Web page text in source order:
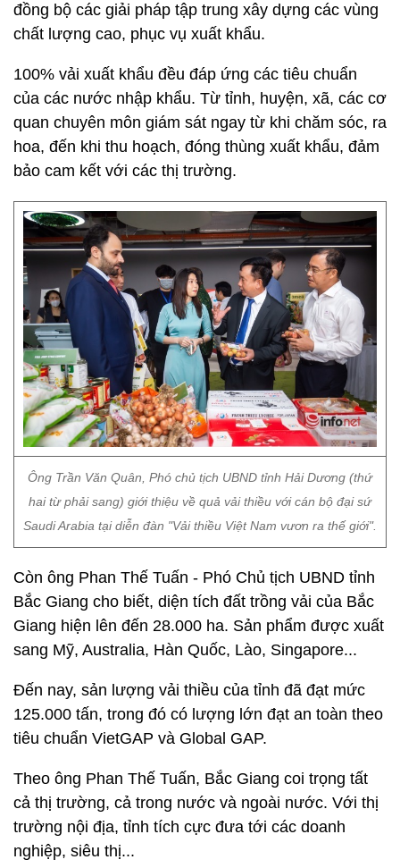
đồng bộ các giải pháp tập trung xây dựng các vùng
chất lượng cao, phục vụ xuất khẩu.
100% vải xuất khẩu đều đáp ứng các tiêu chuẩn
của các nước nhập khẩu. Từ tỉnh, huyện, xã, các cơ
quan chuyên môn giám sát ngay từ khi chăm sóc, ra
hoa, đến khi thu hoạch, đóng thùng xuất khẩu, đảm
bảo cam kết với các thị trường.
Ông Trần Văn Quân, Phó chủ tịch UBND tỉnh Hải Dương (thứ
hai từ phải sang) giới thiệu về quả vải thiều với cán bộ đại sứ
Saudi Arabia tại diễn đàn "Vải thiều Việt Nam vươn ra thế giới".
Còn ông Phan Thế Tuấn - Phó Chủ tịch UBND tỉnh
Bắc Giang cho biết, diện tích đất trồng vải của Bắc
Giang hiện lên đến 28.000 ha. Sản phẩm được xuất
sang Mỹ, Australia, Hàn Quốc, Lào, Singapore...
Đến nay, sản lượng vải thiều của tỉnh đã đạt mức
125.000 tấn, trong đó có lượng lớn đạt an toàn theo
tiêu chuẩn VietGAP và Global GAP.
Theo ông Phan Thế Tuấn, Bắc Giang coi trọng tất
cả thị trường, cả trong nước và ngoài nước. Với thị
trường nội địa, tỉnh tích cực đưa tới các doanh
nghiệp, siêu thị...